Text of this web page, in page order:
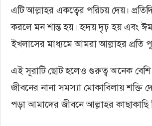
এটি আল্লাহর একত্বের পরিচয় দেয়।
করলে মন শান্ত হয়। হৃদয় দৃঢ় হয় এবং
ইখলাসের মাধ্যমে আমরা আল্লাহর প্রতি
এই সূরাটি ছোট হলেও গুরুত্ব অনেক
জীবনের নানা সমস্যা মোকাবিলায় শক্তি
পড়া আমাদের জীবনে আল্লাহর